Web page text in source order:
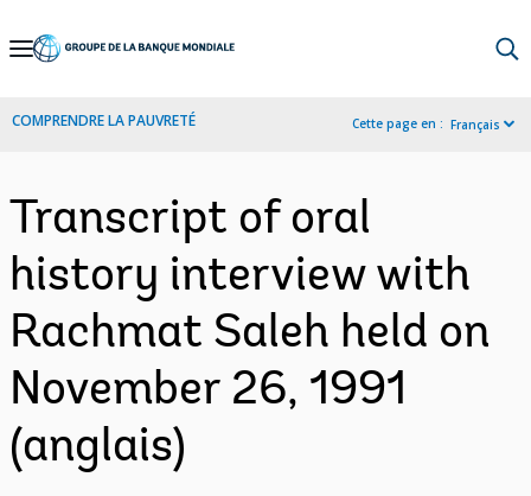
Skip
Navigation
COMPRENDRE LA PAUVRETÉ Cette page en : Français
Transcript of oral
history interview with
Rachmat Saleh held on
November 26, 1991
(anglais)